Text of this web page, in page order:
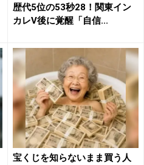
歴代5位の53秒28！関東イン
カレV後に覚醒「自信...
宝くじを知らないまま買う人